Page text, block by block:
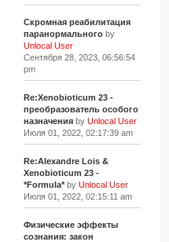
Скромная реабилитация
паранормальногоby
Unlocal User
Сентября 28, 2023, 06:56:54
pm
Re:Xenobioticum 23 -
преобразователь особого
назначенияby Unlocal User
Июля 01, 2022, 02:17:39 am
Re:Alexandre Lois &
Xenobioticum 23 -
*Formula*by Unlocal User
Июля 01, 2022, 02:15:11 am
Физические эффекты
сознания: закон